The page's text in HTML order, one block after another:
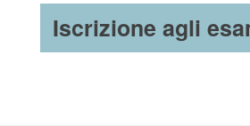
Iscrizione agli